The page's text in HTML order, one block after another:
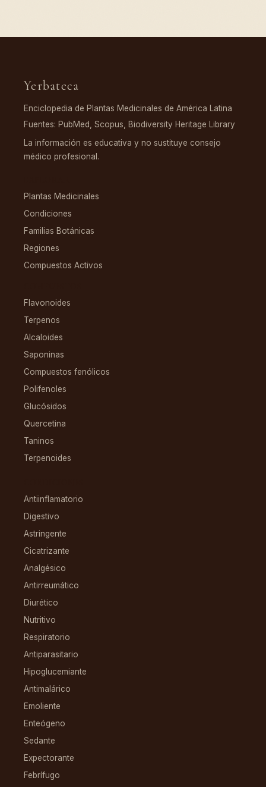
Yerbateca
Enciclopedia de Plantas Medicinales de América Latina
Fuentes: PubMed, Scopus, Biodiversity Heritage Library
La información es educativa y no sustituye consejo
médico profesional.
Plantas Medicinales
Condiciones
Familias Botánicas
Regiones
Compuestos Activos
Flavonoides
Terpenos
Alcaloides
Saponinas
Compuestos fenólicos
Polifenoles
Glucósidos
Quercetina
Taninos
Terpenoides
Antiinflamatorio
Digestivo
Astringente
Cicatrizante
Analgésico
Antirreumático
Diurético
Nutritivo
Respiratorio
Antiparasitario
Hipoglucemiante
Antimalárico
Emoliente
Enteógeno
Sedante
Expectorante
Febrífugo